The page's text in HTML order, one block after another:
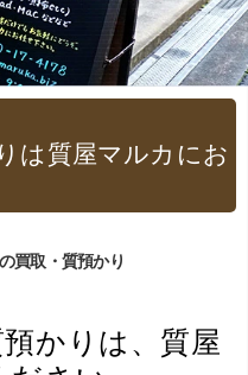
は質屋マルカにお
買取・質預かり
かりは、 質屋